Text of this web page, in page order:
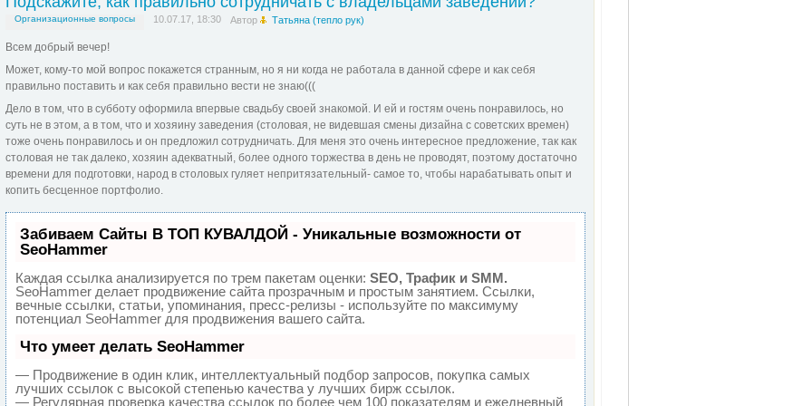
Организационные вопросы 10.07.17, 18:30 Автор Татьяна (тепло рук)
Всем добрый вечер!
Может, кому-то мой вопрос покажется странным, но я ни когда не работала в данной сфере и как себя
правильно поставить и как себя правильно вести не знаю(((
Дело в том, что в субботу оформила впервые свадьбу своей знакомой. И ей и гостям очень понравилось, но
суть не в этом, а в том, что и хозяину заведения (столовая, не видевшая смены дизайна с советских времен)
тоже очень понравилось и он предложил сотрудничать. Для меня это очень интересное предложение, так как
столовая не так далеко, хозяин адекватный, более одного торжества в день не проводят, поэтому достаточно
времени для подготовки, народ в столовых гуляет непритязательный- самое то, чтобы нарабатывать опыт и
копить бесценное портфолио.
Забиваем Сайты В ТОП КУВАЛДОЙ - Уникальные возможности от
SeoHammer
Каждая ссылка анализируется по трем пакетам оценки: SEO, Трафик и SMM.
SeoHammer делает продвижение сайта прозрачным и простым занятием. Ссылки,
вечные ссылки, статьи, упоминания, пресс-релизы - используйте по максимуму
потенциал SeoHammer для продвижения вашего сайта.
Что умеет делать SeoHammer
— Продвижение в один клик, интеллектуальный подбор запросов, покупка самых
лучших ссылок с высокой степенью качества у лучших бирж ссылок.
— Регулярная проверка качества ссылок по более чем 100 показателям и ежедневный